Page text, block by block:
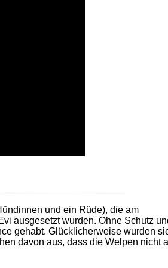
und ein Rüde), die am
ausgesetzt wurden. Ohne Schutz
gehabt. Glücklicherweise wurden
davon aus, dass die Welpen nicht